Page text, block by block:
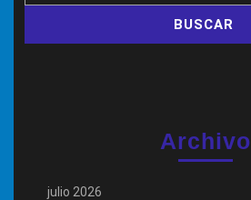
Archivo
julio 2026